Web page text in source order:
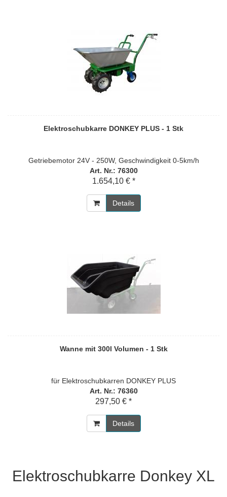
Elektroschubkarre DONKEY PLUS - 1 Stk
Getriebemotor 24V - 250W, Geschwindigkeit 0-5km/h
Art. Nr.: 76300
1.654,10 € *
Details
Wanne mit 300l Volumen - 1 Stk
für Elektroschubkarren DONKEY PLUS
Art. Nr.: 76360
297,50 € *
Details
Elektroschubkarre Donkey XL